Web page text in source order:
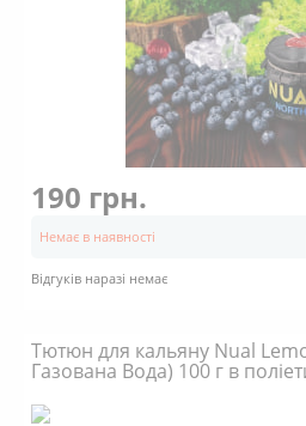
190 грн.
Немає в наявності
Відгуків наразі немає
Тютюн для кальяну Nual
Газована Вода) 100 г в